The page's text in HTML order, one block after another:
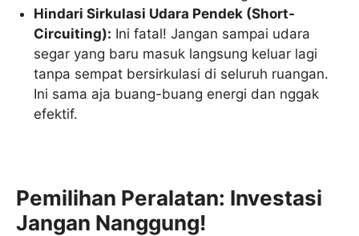
Hindari Sirkulasi Udara Pendek (Short-
Circuiting): Ini fatal! Jangan sampai udara
segar yang baru masuk langsung keluar lagi
tanpa sempat bersirkulasi di seluruh ruangan.
Ini sama aja buang-buang energi dan nggak
efektif.
Pemilihan Peralatan: Investasi
Jangan Nanggung!